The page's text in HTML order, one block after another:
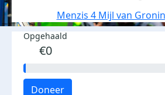
Menzis 4 Mijl van
Opgehaald
€0
Doneer